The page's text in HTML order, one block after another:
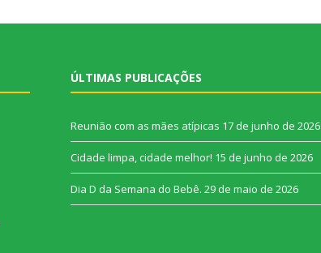
ÚLTIMAS PUBLICAÇÕES
Reunião com as mães atípicas 17 de junho de 2026
Cidade limpa, cidade melhor! 15 de junho de 2026
Dia D da Semana do Bebê. 29 de maio de 2026